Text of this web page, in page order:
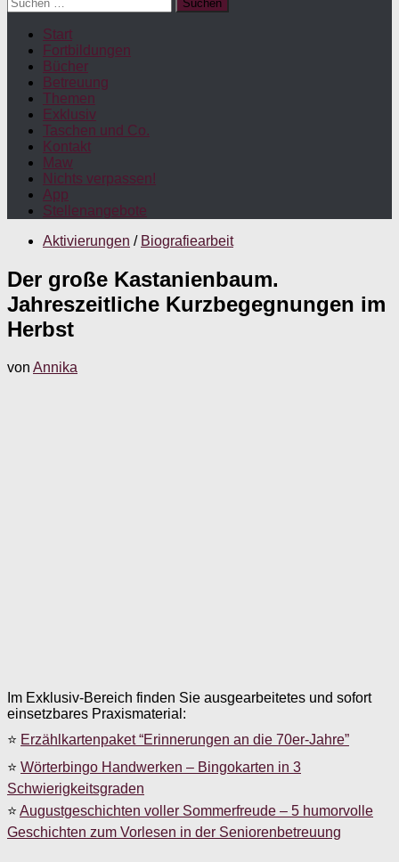
nach:
Start
Fortbildungen
Bücher
Betreuung
Themen
Exklusiv
Taschen und Co.
Kontakt
Maw
Nichts verpassen!
App
Stellenangebote
Aktivierungen / Biografiearbeit
Der große Kastanienbaum.
Jahreszeitliche Kurzbegegnungen im
Herbst
von Annika
Im Exklusiv-Bereich finden Sie ausgearbeitetes und sofort
einsetzbares Praxismaterial:
⭐ Erzählkartenpaket “Erinnerungen an die 70er-Jahre”
⭐ Wörterbingo Handwerken – Bingokarten in 3
Schwierigkeitsgraden
⭐ Augustgeschichten voller Sommerfreude – 5 humorvolle
Geschichten zum Vorlesen in der Seniorenbetreuung